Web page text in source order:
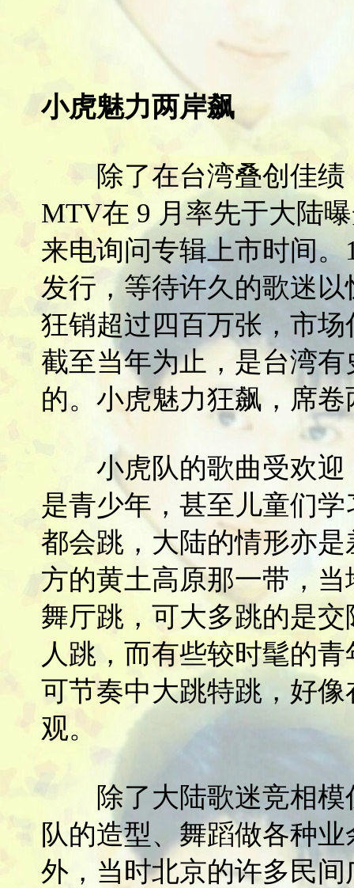
小虎魅力两岸飙
除了在台湾叠创佳绩
MTV在 9 月率先于大陆
来电询问专辑上市时间
发行，等待许久的歌迷
狂销超过四百万张，市
截至当年为止，是台湾
的。小虎魅力狂飙，席
小虎队的歌曲受欢迎
是青少年，甚至儿童们
都会跳，大陆的情形亦
方的黄土高原那一带，
舞厅跳，可大多跳的是
人跳，而有些较时髦的
可节奏中大跳特跳，好
观。
除了大陆歌迷竞相模
队的造型、舞蹈做各种业
外，当时北京的许多民间